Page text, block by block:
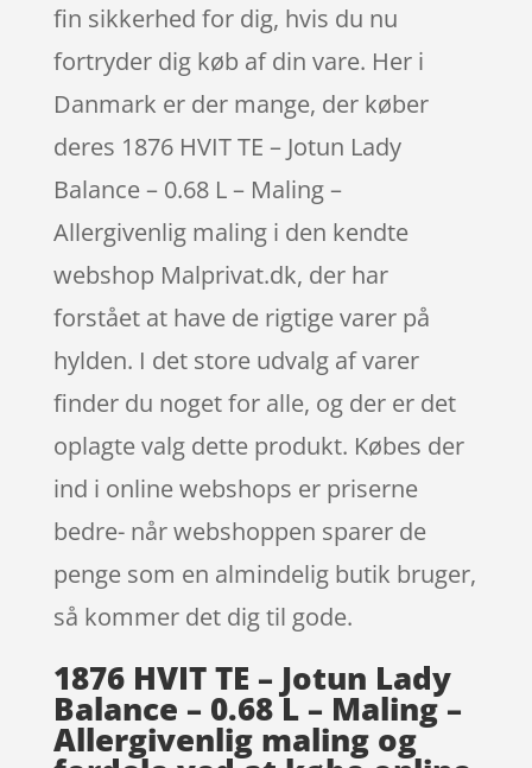
fin sikkerhed for dig, hvis du nu
fortryder dig køb af din vare. Her i
Danmark er der mange, der køber
deres 1876 HVIT TE – Jotun Lady
Balance – 0.68 L – Maling –
Allergivenlig maling i den kendte
webshop Malprivat.dk, der har
forstået at have de rigtige varer på
hylden. I det store udvalg af varer
finder du noget for alle, og der er det
oplagte valg dette produkt. Købes der
ind i online webshops er priserne
bedre- når webshoppen sparer de
penge som en almindelig butik bruger,
så kommer det dig til gode.
1876 HVIT TE – Jotun Lady
Balance – 0.68 L – Maling –
Allergivenlig maling og